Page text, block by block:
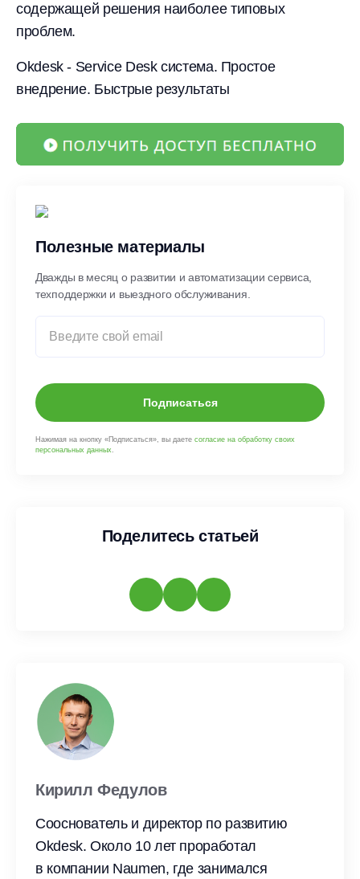
содержащей решения наиболее типовых
проблем.
Okdesk - Service Desk система. Простое
внедрение. Быстрые результаты
Полезные материалы
Дважды в месяц о развитии и автоматизации сервиса,
техподдержки и выездного обслуживания.
Подписаться
Нажимая на кнопку «Подписаться», вы даете согласие на обработку своих
персональных данных
Поделитесь статьей
Кирилл Федулов
Сооснователь и директор по развитию
Okdesk. Около 10 лет проработал
в компании Naumen, где занимался